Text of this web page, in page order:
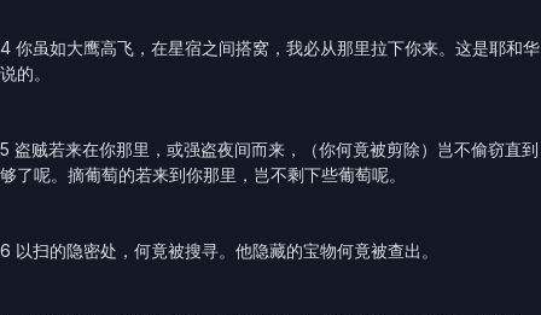
4 你虽如大鹰高飞，在星宿之间搭窝，我必从那里拉下你来。这是耶和华
说的。
5 盗贼若来在你那里，或强盗夜间而来，（你何竟被剪除）岂不偷窃直到
够了呢。摘葡萄的若来到你那里，岂不剩下些葡萄呢。
6 以扫的隐密处，何竟被搜寻。他隐藏的宝物何竟被查出。